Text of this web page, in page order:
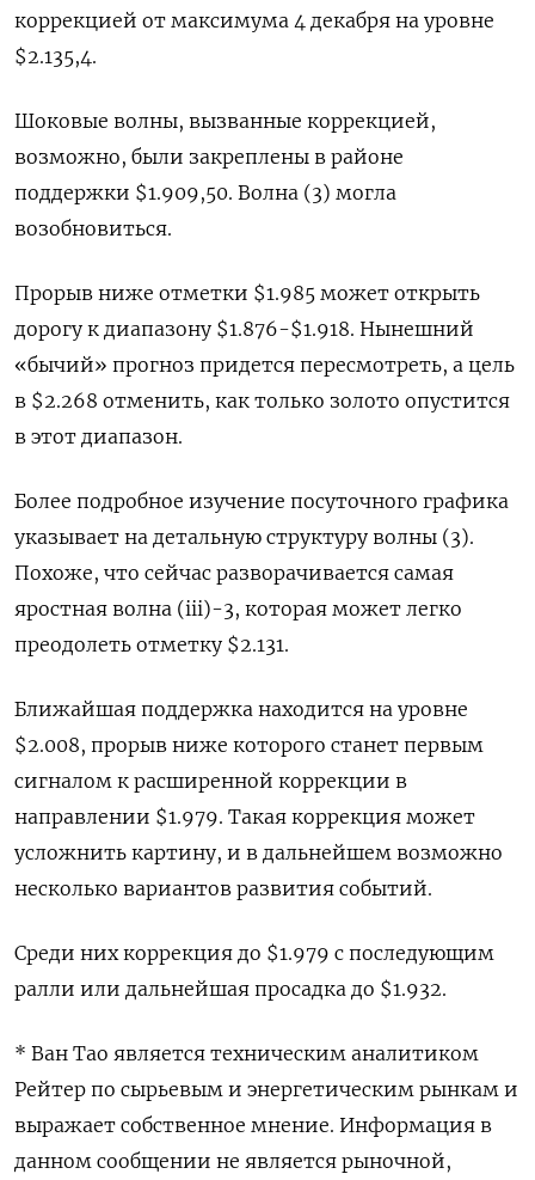
коррекцией от максимума 4 декабря на уровне
$2.135,4.
Шоковые волны, вызванные коррекцией,
возможно, были закреплены в районе
поддержки $1.909,50. Волна (3) могла
возобновиться.
Прорыв ниже отметки $1.985 может открыть
дорогу к диапазону $1.876-$1.918. Нынешний
«бычий» прогноз придется пересмотреть, а цель
в $2.268 отменить, как только золото опустится
в этот диапазон.
Более подробное изучение посуточного графика
указывает на детальную структуру волны (3).
Похоже, что сейчас разворачивается самая
яростная волна (iii)-3, которая может легко
преодолеть отметку $2.131.
Ближайшая поддержка находится на уровне
$2.008, прорыв ниже которого станет первым
сигналом к расширенной коррекции в
направлении $1.979. Такая коррекция может
усложнить картину, и в дальнейшем возможно
несколько вариантов развития событий.
Среди них коррекция до $1.979 с последующим
ралли или дальнейшая просадка до $1.932.
* Ван Тао является техническим аналитиком
Рейтер по сырьевым и энергетическим рынкам и
выражает собственное мнение. Информация в
данном сообщении не является рыночной,